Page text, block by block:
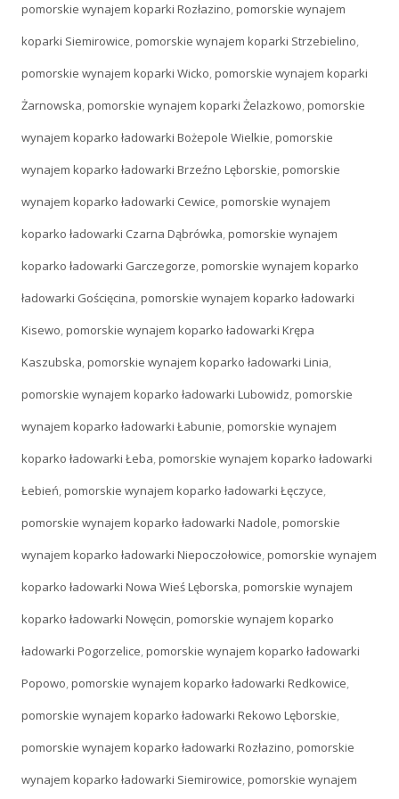
pomorskie wynajem koparki Rozłazino,pomorskie wynajem
koparki Siemirowice,pomorskie wynajem koparki Strzebielino,
pomorskie wynajem koparki Wicko,pomorskie wynajem koparki
Żarnowska,pomorskie wynajem koparki Żelazkowo,pomorskie
wynajem koparko ładowarki Bożepole Wielkie,pomorskie
wynajem koparko ładowarki Brzeźno Lęborskie,pomorskie
wynajem koparko ładowarki Cewice,pomorskie wynajem
koparko ładowarki Czarna Dąbrówka,pomorskie wynajem
koparko ładowarki Garczegorze,pomorskie wynajem koparko
ładowarki Gościęcina,pomorskie wynajem koparko ładowarki
Kisewo,pomorskie wynajem koparko ładowarki Krępa
Kaszubska,pomorskie wynajem koparko ładowarki Linia,
pomorskie wynajem koparko ładowarki Lubowidz,pomorskie
wynajem koparko ładowarki Łabunie,pomorskie wynajem
koparko ładowarki Łeba,pomorskie wynajem koparko ładowarki
Łebień,pomorskie wynajem koparko ładowarki Łęczyce,
pomorskie wynajem koparko ładowarki Nadole,pomorskie
wynajem koparko ładowarki Niepoczołowice,pomorskie wynajem
koparko ładowarki Nowa Wieś Lęborska,pomorskie wynajem
koparko ładowarki Nowęcin,pomorskie wynajem koparko
ładowarki Pogorzelice,pomorskie wynajem koparko ładowarki
Popowo,pomorskie wynajem koparko ładowarki Redkowice,
pomorskie wynajem koparko ładowarki Rekowo Lęborskie,
pomorskie wynajem koparko ładowarki Rozłazino,pomorskie
wynajem koparko ładowarki Siemirowice,pomorskie wynajem